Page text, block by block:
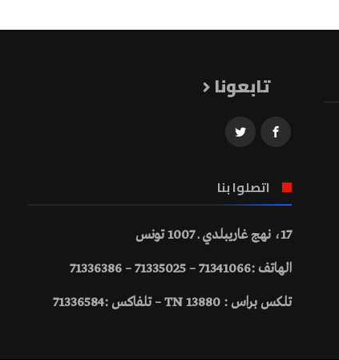
تابعونا
اتصلوا بنا
17، نهج غاريبلدي ـ 1007 تونس
الهاتف :71341066 – 71335025 – 71336386
تلكس براس : 13880 TN – تلفاكس :71336584